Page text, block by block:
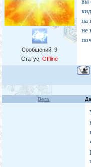
Сообщений:9
Статус:Offline
на
не
Вега